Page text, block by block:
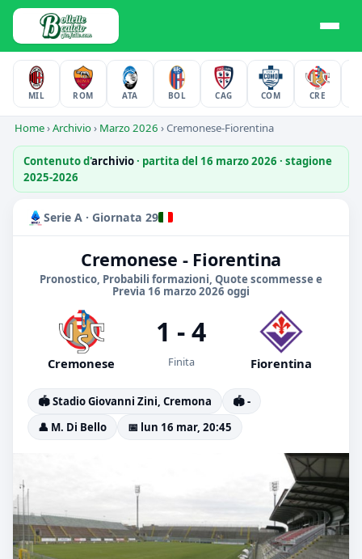
MIL ROM ATA BOL CAG COM CRE
Home›Archivio› Marzo 2026 ›Cremonese-Fiorentina
Contenuto d'archivio· partita del 16 marzo 2026 · stagione
2025-2026
Serie A · Giornata 29
Cremonese - Fiorentina
Pronostico, Probabili formazioni, Quote scommesse e
Previa 16 marzo 2026 oggi
Cremonese
1 - 4
Finita Fiorentina
🏟️ Stadio Giovanni Zini, Cremona
🏟️ -
👤 M. Di Bello
📅 lun 16 mar, 20:45